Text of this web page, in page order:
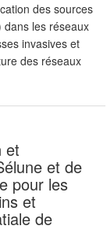
des sources
les réseaux
invasives et
des réseaux
et
et de
pour les
et
de